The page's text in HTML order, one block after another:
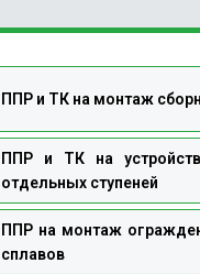
ППР и ТК на монтаж
ППР и ТК на
отдельных ступеней
ППР на монтаж
сплавов